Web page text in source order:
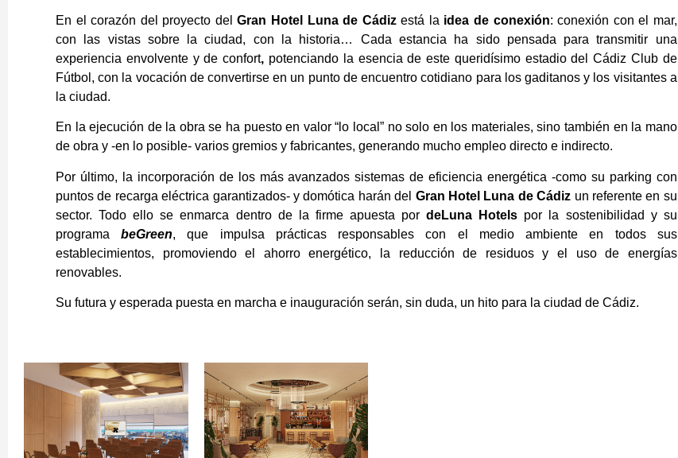
En el corazón del proyecto delGran Hotel Luna de Cádizestá la idea de conexión: conexión con el mar,
con las vistas sobre la ciudad, con la historia… Cada estancia ha sido pensada para transmitir una
experiencia envolvente y de confort, potenciando la esencia de este queridísimo estadio del Cádiz Club de
Fútbol, con la vocación de convertirse en un punto de encuentro cotidiano para los gaditanos y los visitantes a
la ciudad.
En la ejecución de la obra se ha puesto en valor “lo local” no solo en los materiales, sino también en la mano
de obra y -en lo posible- varios gremios y fabricantes, generando mucho empleo directo e indirecto.
Por último, la incorporación de los más avanzados sistemas de eficiencia energética -como su parking con
puntos de recarga eléctrica garantizados- y domótica harán del Gran Hotel Luna de Cádiz un referente en su
sector. Todo ello se enmarca dentro de la firme apuesta pordeLuna Hotels por la sostenibilidad y su
programabeGreen, que impulsa prácticas responsables con el medio ambiente en todos sus
establecimientos, promoviendo el ahorro energético, la reducción de residuos y el uso de energías
renovables.
Su futura y esperada puesta en marcha e inauguración serán, sin duda, un hito para la ciudad de Cádiz.